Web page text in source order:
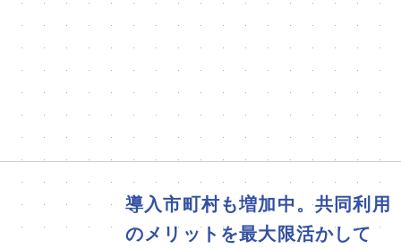
導入市町村も増加中。共同利用
のメリットを最大限活かして